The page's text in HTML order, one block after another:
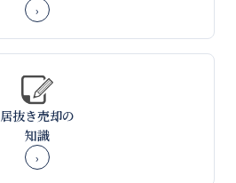
›
居抜き売却の
知識
›